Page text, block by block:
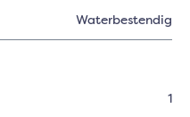
Waterbestendig
1